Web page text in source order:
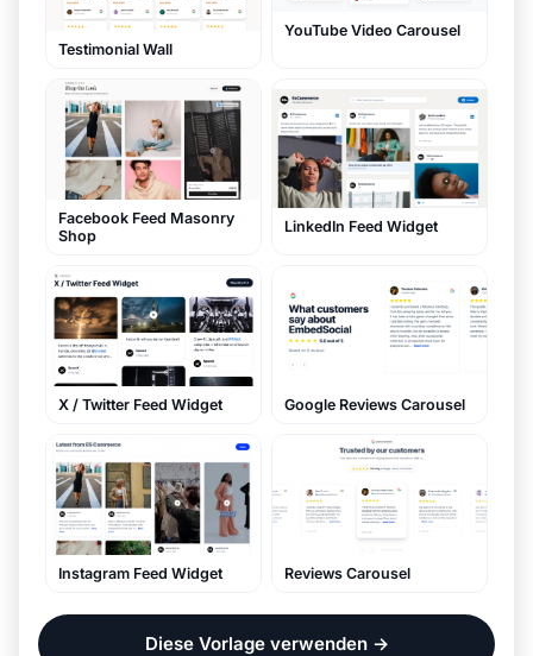
Testimonial Wall
YouTube Video Carousel
Facebook Feed Masonry
Shop
LinkedIn Feed Widget
X / Twitter Feed Widget Google Reviews Carousel
Instagram Feed Widget Reviews Carousel
Diese Vorlage verwenden →